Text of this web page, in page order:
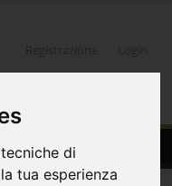
di
tua esperienza
mascherina